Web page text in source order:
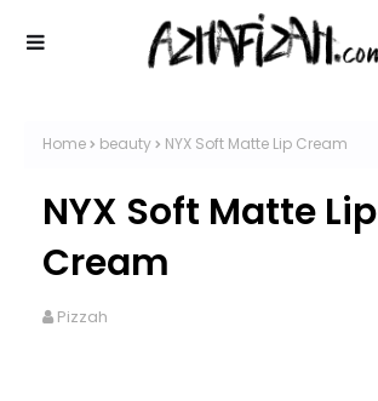
Home beauty NYX Soft Matte Lip Cream
NYX Soft Matte Lip
Cream
Pizzah